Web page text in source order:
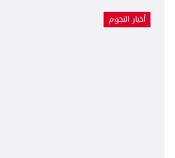
أخبار النجوم